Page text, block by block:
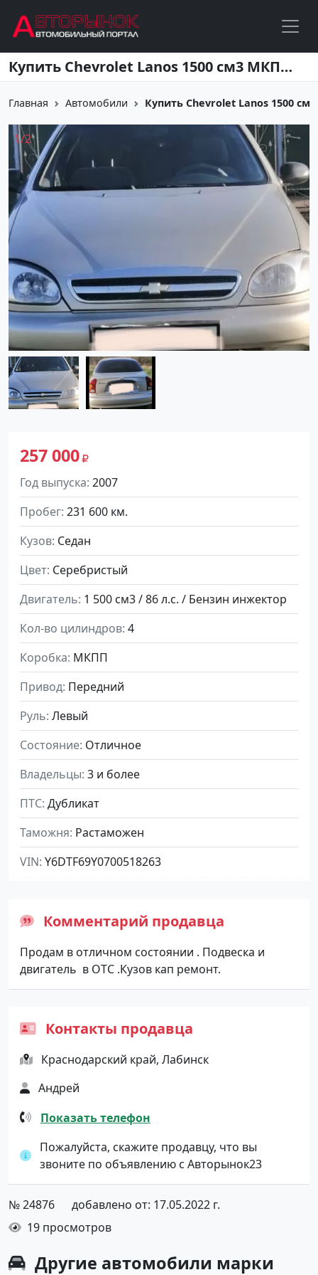
Перейти к основному содержанию Купить Chevrolet Lanos 1500 см3 МКПП (86 л.с.) Бензин инжектор в Лабинск: цвет Серебристый Седан 2007 года по цене 257000 рублей, объявление №24876 на сайте Авторынок23
Главная Автомобили Купить Chevrolet Lanos 1500
257 000
Год выпуска 2007
Пробег 231 600 км.
Кузов Седан
Цвет Серебристый
Двигатель 1 500 см3 / 86 л.с. / Бензин инжектор
Кол-во цилиндров 4
Коробка МКПП
Привод Передний
Руль Левый
Состояние Отличное
Владельцы 3 и более
ПТС Дубликат
Таможня Растаможен
VIN Y6DTF69Y0700518263
1/2
Комментарий продавца
Продам в отличном состоянии . Подвеска и
двигатель в ОТС .Кузов кап ремонт.
Контакты продавца
Краснодарский край, Лабинск
Андрей
Показать телефон
Пожалуйста, скажите продавцу, что вы
звоните по объявлению с Авторынок23
№ 24876
добавлено от: 17.05.2022 г.
19 просмотров
Другие автомобили марки